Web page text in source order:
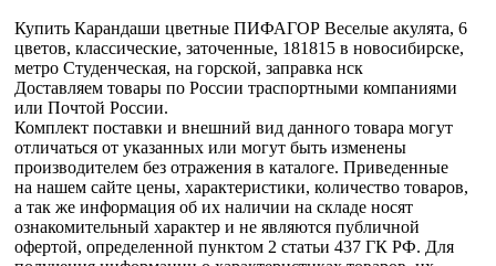
Купить Карандаши цветные ПИФАГОР Веселые акулята, 6
цветов, классические, заточенные, 181815 в новосибирске,
метро Студенческая, на горской, заправка нск
Доставляем товары по России траспортными компаниями
или Почтой России.
Комплект поставки и внешний вид данного товара могут
отличаться от указанных или могут быть изменены
производителем без отражения в каталоге. Приведенные
на нашем сайте цены, характеристики, количество товаров,
а так же информация об их наличии на складе носят
ознакомительный характер и не являются публичной
офертой, определенной пунктом 2 статьи 437 ГК РФ. Для